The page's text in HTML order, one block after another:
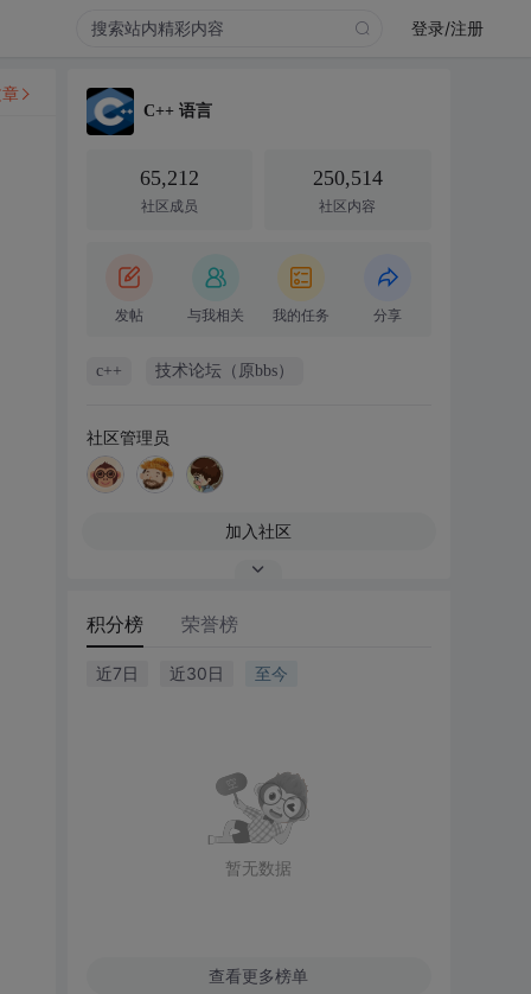
登录/注册
C++ 语言
65,212
社区成员
250,514
社区内容
发帖 与我相关 我的任务 分享
c++ 技术论坛（原bbs）
社区管理员
加入社区
积分榜 荣誉榜
近7日 近30日 至今
暂无数据
查看更多榜单